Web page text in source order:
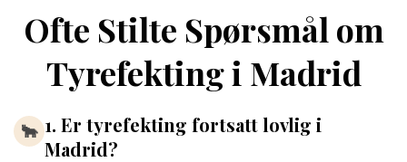
Ofte Stilte Spørsmål om
Tyrefekting i Madrid
🐂 1. Er tyrefekting fortsatt lovlig i
Madrid?